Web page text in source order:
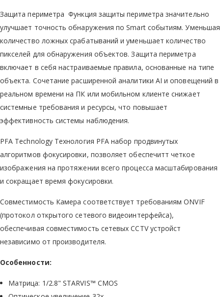
Защита периметра Функция защиты периметра значительно
улучшает точность обнаружения по Smart событиям. Уменьшая
количество ложных срабатываний и уменьшает количество
пикселей для обнаружения объектов. Защита периметра
включает в себя настраиваемые правила, основанные на типе
объекта. Сочетание расширенной аналитики AI и оповещений в
реальном времени на ПК или мобильном клиенте снижает
системные требования и ресурсы, что повышает
эффективность системы наблюдения.
PFA Technology Технология PFA набор продвинутых
алгоритмов фокусировки, позволяет обеспечитт четкое
изображения на протяжении всего процесса масштабирования
и сокращает время фокусировки.
Совместимость Камера соответствует требованиям ONVIF
(протокол открытого сетевого видеоинтерфейса),
обеспечивая совместимость сетевых CCTV устройст
независимо от производителя.
Особенности:
Матрица: 1/2.8" STARVIS™ CMOS